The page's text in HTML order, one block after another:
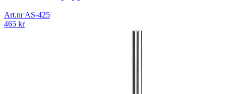
Art.nrAS-425
465 kr